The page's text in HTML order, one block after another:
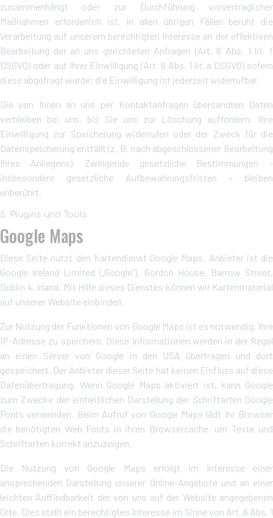
zusammenhängt oder zur Durchführung vorvertraglicher
Maßnahmen erforderlich ist. In allen übrigen Fällen beruht die
Verarbeitung auf unserem berechtigten Interesse an der effektiven
Bearbeitung der an uns gerichteten Anfragen (Art. 6 Abs. 1 lit. f
DSGVO) oder auf Ihrer Einwilligung (Art. 6 Abs. 1 lit. a DSGVO) sofern
diese abgefragt wurde; die Einwilligung ist jederzeit widerrufbar.
Die von Ihnen an uns per Kontaktanfragen übersandten Daten
verbleiben bei uns, bis Sie uns zur Löschung auffordern, Ihre
Einwilligung zur Speicherung widerrufen oder der Zweck für die
Datenspeicherung entfällt (z. B. nach abgeschlossener Bearbeitung
Ihres Anliegens). Zwingende gesetzliche Bestimmungen –
insbesondere gesetzliche Aufbewahrungsfristen – bleiben
unberührt.
5. Plugins und Tools
Google Maps
Diese Seite nutzt den Kartendienst Google Maps. Anbieter ist die
Google Ireland Limited („Google“), Gordon House, Barrow Street,
Dublin 4, Irland. Mit Hilfe dieses Dienstes können wir Kartenmaterial
auf unserer Website einbinden.
Zur Nutzung der Funktionen von Google Maps ist es notwendig, Ihre
IP-Adresse zu speichern. Diese Informationen werden in der Regel
an einen Server von Google in den USA übertragen und dort
gespeichert. Der Anbieter dieser Seite hat keinen Einfluss auf diese
Datenübertragung. Wenn Google Maps aktiviert ist, kann Google
zum Zwecke der einheitlichen Darstellung der Schriftarten Google
Fonts verwenden. Beim Aufruf von Google Maps lädt Ihr Browser
die benötigten Web Fonts in ihren Browsercache, um Texte und
Schriftarten korrekt anzuzeigen.
Die Nutzung von Google Maps erfolgt im Interesse einer
ansprechenden Darstellung unserer Online-Angebote und an einer
leichten Auffindbarkeit der von uns auf der Website angegebenen
Orte. Dies stellt ein berechtigtes Interesse im Sinne von Art. 6 Abs. 1